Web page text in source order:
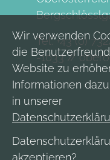
Wir verwenden
die
Website zu
Informationen
in unserer
akzeptieren?
Tel. +43 (0)
-1033 //